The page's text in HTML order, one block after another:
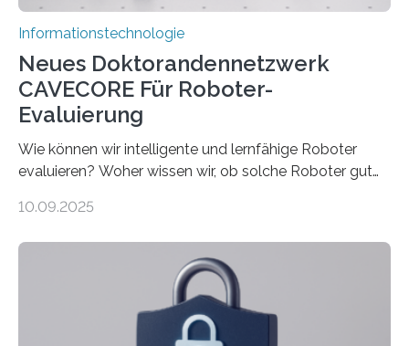
Informationstechnologie
Neues Doktorandennetzwerk
CAVECORE Für Roboter-
Evaluierung
Wie können wir intelligente und lernfähige Roboter
evaluieren? Woher wissen wir, ob solche Roboter gut
sich CAVECORE – ein neues Marie Skłodowska-Curie
koordiniert wird. Ab dem 1. September werden sich
über einen Zeitraum von vier Jahren insgesamt 15
Promovierende im Rahmen von CAVECORE mit
kognitiven Robotern beschäftigen – also mit Robotern,
10.09.2025